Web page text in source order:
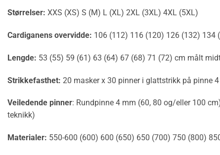
Størrelser: XXS (XS) S (M) L (XL) 2XL (3XL) 4XL (5XL)
Cardiganens overvidde: 106 (112) 116 (120) 126 (132) 134
Lengde: 53 (55) 59 (61) 63 (64) 67 (68) 71 (72) cm målt
Strikkefasthet: 20 masker x 30 pinner i glattstrikk på pinne
Veiledende pinner: Rundpinne 4 mm (60, 80 og/eller 100
teknikk)
Materialer: 550-600 (600) 600 (650) 650 (700) 750 (800)